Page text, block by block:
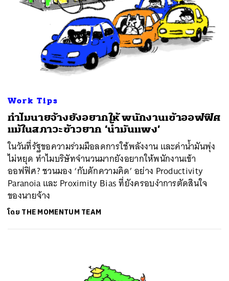
Work Tips
ทำไมนายจ้างยังอยากให้ พนักงานเข้าออฟฟิศ
แม้ในสภาวะข้าวยาก ‘น้ำมันแพง’
ในวันที่รัฐขอความร่วมมือลดการใช้พลังงาน และค่าน้ำมันพุ่ง
ไม่หยุด ทำไมบริษัทจำนวนมากยังอยากให้พนักงานเข้า
ออฟฟิศ? ชวนมอง ‘กับดักความคิด’ อย่าง Productivity
Paranoia และ Proximity Bias ที่ยังครอบงำการตัดสินใจ
ของนายจ้าง
โดย THE MOMENTUM TEAM